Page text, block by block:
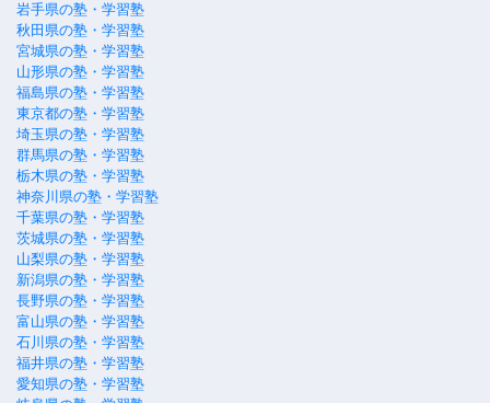
岩手県の塾・学習塾
秋田県の塾・学習塾
宮城県の塾・学習塾
山形県の塾・学習塾
福島県の塾・学習塾
東京都の塾・学習塾
埼玉県の塾・学習塾
群馬県の塾・学習塾
栃木県の塾・学習塾
神奈川県の塾・学習塾
千葉県の塾・学習塾
茨城県の塾・学習塾
山梨県の塾・学習塾
新潟県の塾・学習塾
長野県の塾・学習塾
富山県の塾・学習塾
石川県の塾・学習塾
福井県の塾・学習塾
愛知県の塾・学習塾